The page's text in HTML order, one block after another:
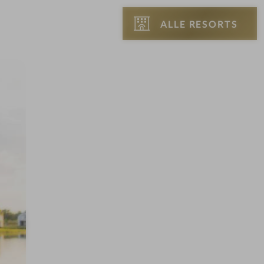
ALLE RESORTS